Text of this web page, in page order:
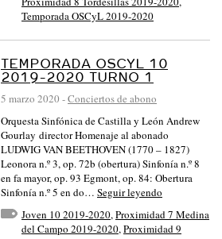
Temporada OSCyL 2019-2020
TEMPORADA OSCYL 10
2019-2020 TURNO 1
5 marzo 2020 -Conciertos de abono
Orquesta Sinfónica de Castilla y León Andrew
Gourlay director Homenaje al abonado
LUDWIG VAN BEETHOVEN (1770 – 1827)
Leonora n.º 3, op. 72b (obertura) Sinfonía n.º 8
en fa mayor, op. 93 Egmont, op. 84: Obertura
Sinfonía n.º 5 en do… Seguir leyendo
Joven 10 2019-2020,Proximidad 7 Medina
del Campo 2019-2020,Proximidad 9